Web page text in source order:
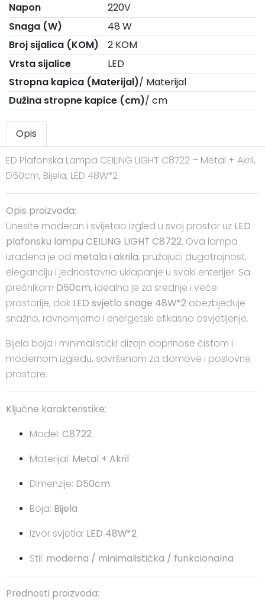
Napon
220V
Snaga (W)
48 W
Broj sijalica (KOM)
2 KOM
Vrsta sijalice
LED
Stropna kapica (Materijal)/ Materijal
Dužina stropne kapice (cm)/ cm
Opis
ED Plafonska Lampa CEILING LIGHT C8722 – Metal + Akril,
D50cm, Bijela, LED 48W*2
Opis proizvoda:
Unesite moderan i svijetao izgled u svoj prostor uz LED
plafonsku lampu CEILING LIGHT C8722. Ova lampa
izrađena je od metala i akrila, pružajući dugotrajnost,
eleganciju i jednostavno uklapanje u svaki enterijer. Sa
prečnikom D50cm, idealna je za srednje i veće
prostorije, dok LED svjetlo snage 48W*2 obezbjeđuje
snažno, ravnomjerno i energetski efikasno osvjetljenje.
Bijela boja i minimalistički dizajn doprinose čistom i
modernom izgledu, savršenom za domove i poslovne
prostore.
Ključne karakteristike:
Model: C8722
Materijal: Metal + Akril
Dimenzije: D50cm
Boja: Bijela
Izvor svjetla: LED 48W*2
Stil: moderna / minimalistička / funkcionalna
Prednosti proizvoda: